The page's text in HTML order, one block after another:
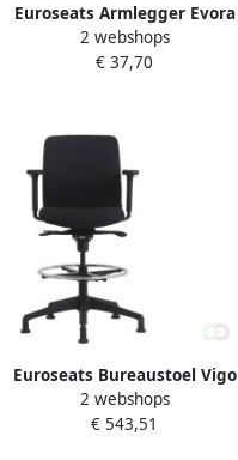
Euroseats Armlegger Evora
verstelbaar zwart set van 2
stuks
2 webshops
€ 37,70
Euroseats Bureaustoel Vigo
loketstoel
2 webshops
€ 543,51